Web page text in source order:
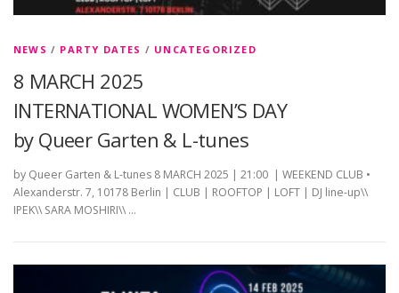
NEWS / PARTY DATES / UNCATEGORIZED
8 MARCH 2025
INTERNATIONAL WOMEN’S DAY
by Queer Garten & L-tunes
by Queer Garten & L-tunes 8 MARCH 2025 | 21:00 | WEEKEND CLUB •
Alexanderstr. 7, 10178 Berlin | CLUB | ROOFTOP | LOFT | DJ line-up\\
IPEK\\ SARA MOSHIRI\\ …